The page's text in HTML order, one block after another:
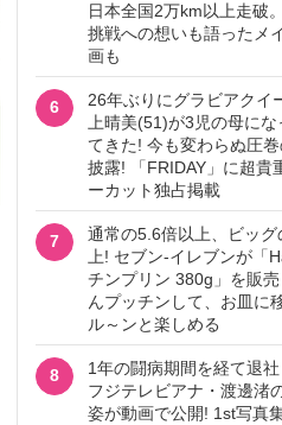
日本全国2万km以上走破
挑戦への想いも語ったメ
画も
6
26年ぶりにグラビアクイ
上晴美(51)が3児の母にな
てきた! 今も変わらぬ圧
披露! 「FRIDAY」に超貴
ーカット独占掲載
7
通常の5.6倍以上、ビッグ
上! セブン‐イレブンが「
チンプリン 380g」を販売
んプッチンして、お皿に
ル～ンと楽しめる
8
1年の闘病期間を経て退
フジテレビアナ・渡邊渚
姿が動画で公開! 1st写真